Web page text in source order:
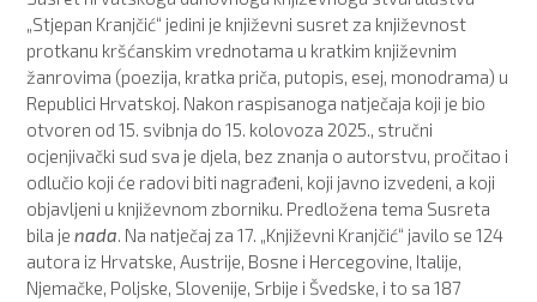
„Stjepan Kranjčić“ jedini je književni susret za književnost
protkanu kršćanskim vrednotama u kratkim književnim
žanrovima (poezija, kratka priča, putopis, esej, monodrama) u
Republici Hrvatskoj. Nakon raspisanoga natječaja koji je bio
otvoren od 15. svibnja do 15. kolovoza 2025., stručni
ocjenjivački sud sva je djela, bez znanja o autorstvu, pročitao i
odlučio koji će radovi biti nagrađeni, koji javno izvedeni, a koji
objavljeni u književnom zborniku. Predložena tema Susreta
bila je nada. Na natječaj za 17. „Književni Kranjčić“ javilo se 124
autora iz Hrvatske, Austrije, Bosne i Hercegovine, Italije,
Njemačke, Poljske, Slovenije, Srbije i Švedske, i to sa 187